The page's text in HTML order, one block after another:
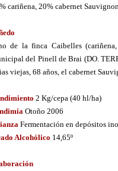
cariñena, 20% cabernet
de la finca Caibelles
del Pinell de Brai (DO.
viejas, 68 años, el cabernet
2 Kg/cepa (40 hl/ha)
Otoño 2006
Fermentación en depósitos
Alcohólico 14,65º